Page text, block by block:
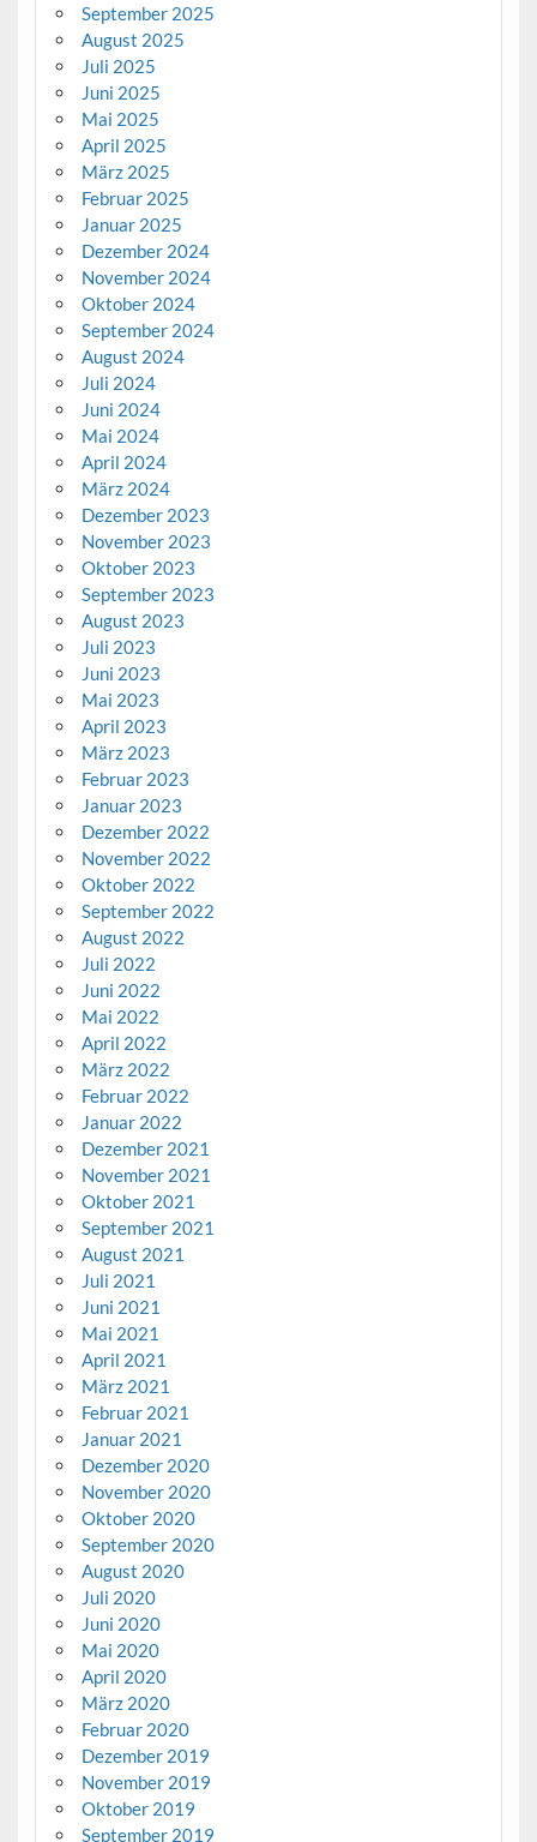
September 2025
August 2025
Juli 2025
Juni 2025
Mai 2025
April 2025
März 2025
Februar 2025
Januar 2025
Dezember 2024
November 2024
Oktober 2024
September 2024
August 2024
Juli 2024
Juni 2024
Mai 2024
April 2024
März 2024
Dezember 2023
November 2023
Oktober 2023
September 2023
August 2023
Juli 2023
Juni 2023
Mai 2023
April 2023
März 2023
Februar 2023
Januar 2023
Dezember 2022
November 2022
Oktober 2022
September 2022
August 2022
Juli 2022
Juni 2022
Mai 2022
April 2022
März 2022
Februar 2022
Januar 2022
Dezember 2021
November 2021
Oktober 2021
September 2021
August 2021
Juli 2021
Juni 2021
Mai 2021
April 2021
März 2021
Februar 2021
Januar 2021
Dezember 2020
November 2020
Oktober 2020
September 2020
August 2020
Juli 2020
Juni 2020
Mai 2020
April 2020
März 2020
Februar 2020
Dezember 2019
November 2019
Oktober 2019
September 2019